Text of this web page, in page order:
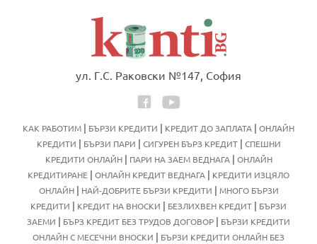
ул. Г.С. Раковски №147, София
КАК РАБОТИМ | БЪРЗИ КРЕДИТИ | КРЕДИТ ДО ЗАПЛАТА | ОНЛАЙН
КРЕДИТИ | БЪРЗИ ПАРИ | СИГУРЕН БЪРЗ КРЕДИТ| СПЕШНИ
КРЕДИТИ ОНЛАЙН| ПАРИ НА ЗАЕМ ВЕДНАГА| ОНЛАЙН
КРЕДИТИРАНЕ | ОНЛАЙН КРЕДИТ ВЕДНАГА | КРЕДИТИ ИЗЦЯЛО
ОНЛАЙН| НАЙ-ДОБРИТЕ БЪРЗИ КРЕДИТИ | МНОГО БЪРЗИ
КРЕДИТИ | КРЕДИТ НА ВНОСКИ | БЕЗЛИХВЕН КРЕДИТ | БЪРЗИ
ЗАЕМИ | БЪРЗ КРЕДИТ БЕЗ ТРУДОВ ДОГОВОР | БЪРЗИ КРЕДИТИ
ОНЛАЙН С МЕСЕЧНИ ВНОСКИ | БЪРЗИ КРЕДИТИ ОНЛАЙН БЕЗ